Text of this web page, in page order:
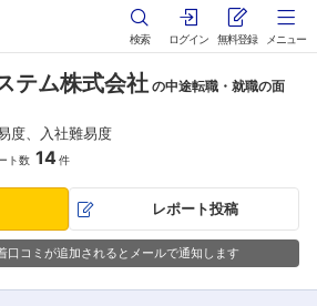
検索 ログイン 無料登録 メニュー
テム株式会社 の中途転職・就職の面
度、入社難易度
ト数 14件
レポート投稿
口コミが追加されるとメールで通知します